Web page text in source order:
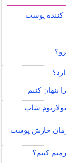
کننده پوست
پنهان کنیم
شاپ
خارش پوست
کنیم؟